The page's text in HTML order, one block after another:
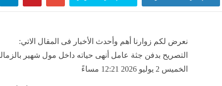
نعرض لكم زوارنا أهم وأحدث الأخبار فى المقال الاتي:
التصريح بدفن جثة عامل أنهى حياته داخل مول شهير
الخميس 2 يوليو 2026 12:21 مساءً